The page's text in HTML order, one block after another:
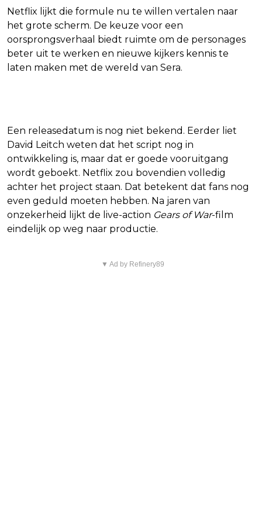
Netflix lijkt die formule nu te willen vertalen naar
het grote scherm. De keuze voor een
oorsprongsverhaal biedt ruimte om de personages
beter uit te werken en nieuwe kijkers kennis te
laten maken met de wereld van Sera.
Een releasedatum is nog niet bekend. Eerder liet
David Leitch weten dat het script nog in
ontwikkeling is, maar dat er goede vooruitgang
wordt geboekt. Netflix zou bovendien volledig
achter het project staan. Dat betekent dat fans nog
even geduld moeten hebben. Na jaren van
onzekerheid lijkt de live-action Gears of War-film
eindelijk op weg naar productie.
▼ Ad by Refinery89